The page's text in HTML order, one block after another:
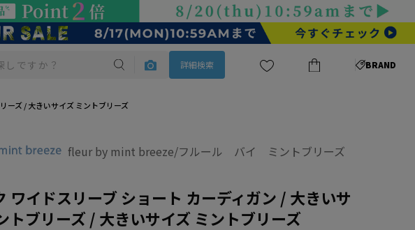
詳細検索 BRAND
ーズ / 大きいサイズ ミントブリーズ
fleur by mint breeze/フルール バイ ミントブリーズ
ワイドスリーブ ショート カーディガン / 大きいサ
トブリーズ / 大きいサイズ ミントブリーズ